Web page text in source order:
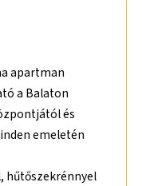
apartman
a Balaton
és
emeletén
hűtőszekrénnyel